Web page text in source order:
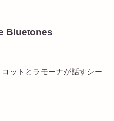
Bluetones
ットとラモーナが話すシー